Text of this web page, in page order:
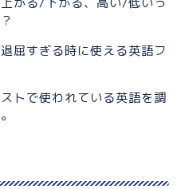
屈すぎる時に使える英語フ
トで使われている英語を調